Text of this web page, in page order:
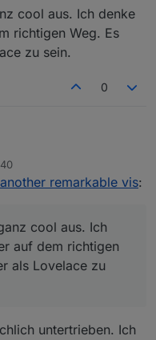
cool aus. Ich denke
richtigen Weg. Es
zu sein.
0
ganz cool aus. Ich
auf dem richtigen
remarkable vis:
cool aus. Ich
auf dem richtigen
als Lovelace zu
untertrieben. Ich